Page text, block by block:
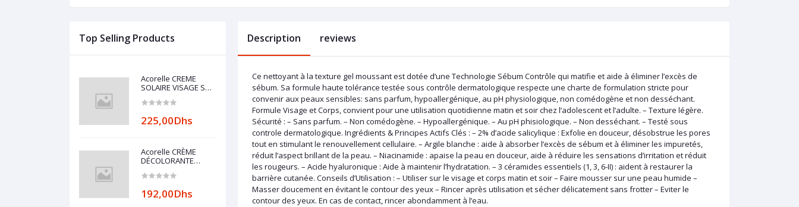
Top Selling Products
Acorelle CREME
SOLAIRE VISAGE SPF
225,00Dhs
Acorelle CRÈME
DÉCOLORANTE
2X30ML
192,00Dhs
Description reviews
Ce nettoyant à la texture gel moussant est dotée d’une Technologie Sébum Contrôle qui matifie et aide à éliminer l’excès de
sébum. Sa formule haute tolérance testée sous contrôle dermatologique respecte une charte de formulation stricte pour
convenir aux peaux sensibles: sans parfum, hypoallergénique, au pH physiologique, non comédogène et non desséchant.
Formule Visage et Corps, convient pour une utilisation quotidienne matin et soir chez l’adolescent et l’adulte. – Texture légère.
Sécurité : – Sans parfum. – Non comédogène. – Hypoallergénique. – Au pH phisiologique. – Non desséchant. – Testé sous
controle dermatologique. Ingrédients & Principes Actifs Clés : – 2% d’acide salicylique : Exfolie en douceur, désobstrue les pores
tout en stimulant le renouvellement cellulaire. – Argile blanche : aide à absorber l’excès de sébum et à éliminer les impuretés,
réduit l’aspect brillant de la peau. – Niacinamide : apaise la peau en douceur, aide à réduire les sensations d’irritation et réduit
les rougeurs. – Acide hyaluronique : Aide à maintenir l’hydratation. – 3 céramides essentiels (1, 3, 6-II) : aident à restaurer la
barrière cutanée. Conseils d’Utilisation : – Utiliser sur le visage et corps matin et soir – Faire mousser sur une peau humide –
Masser doucement en évitant le contour des yeux – Rincer après utilisation et sécher délicatement sans frotter – Eviter le
contour des yeux. En cas de contact, rincer abondamment à l’eau.